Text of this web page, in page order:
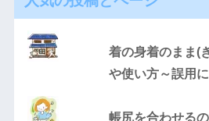
着の身着のまま(
や使い方～誤用
帳尻を合わせる